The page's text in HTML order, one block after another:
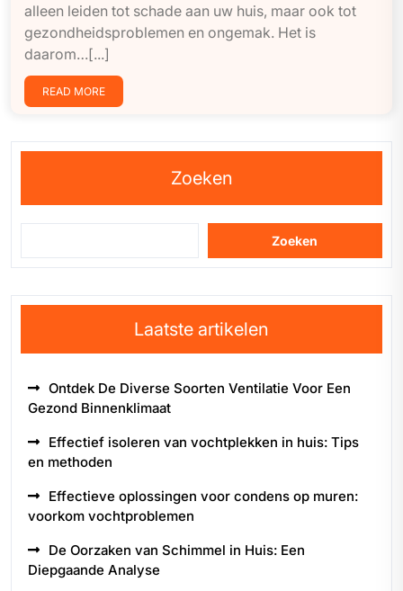
alleen leiden tot schade aan uw huis, maar ook tot
gezondheidsproblemen en ongemak. Het is
daarom…[...]
READ MORE
Zoeken
Zoeken
Laatste artikelen
Ontdek De Diverse Soorten Ventilatie Voor Een
Gezond Binnenklimaat
Effectief isoleren van vochtplekken in huis: Tips
en methoden
Effectieve oplossingen voor condens op muren:
voorkom vochtproblemen
De Oorzaken van Schimmel in Huis: Een
Diepgaande Analyse